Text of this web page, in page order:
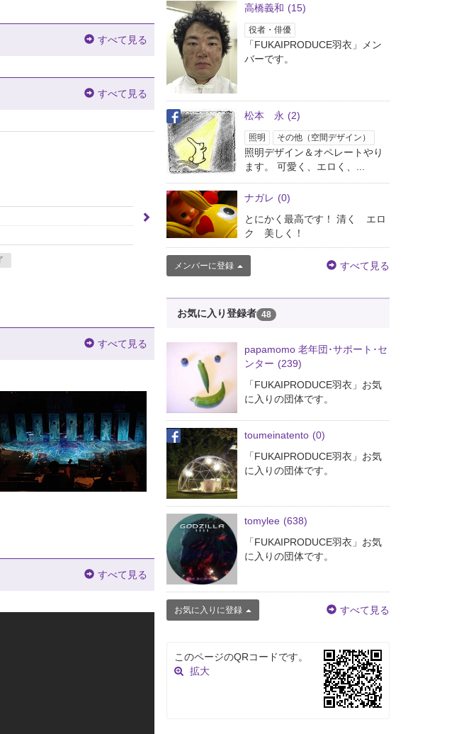
すべて見る
すべて見る
すべて見る
すべて見る
高橋義和 (15)
役者・俳優
「FUKAIPRODUCE羽衣」メン
バーです。
松本 永 (2)
照明 その他（空間デザイン）
照明デザイン＆オペレートやり
ます。 可愛く、エロく、...
ナガレ (0)
とにかく最高です！ 清く エロ
ク 美しく！
メンバーに登録 すべて見る
お気に入り登録者 48
papamomo 老年団･サポート･セ
ンター (239)
「FUKAIPRODUCE羽衣」お気
に入りの団体です。
toumeinatento (0)
「FUKAIPRODUCE羽衣」お気
に入りの団体です。
tomylee (638)
「FUKAIPRODUCE羽衣」お気
に入りの団体です。
お気に入りに登録 すべて見る
このページのQRコードです。
拡大